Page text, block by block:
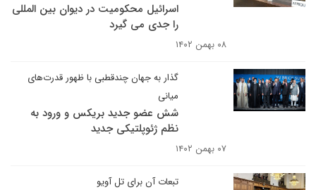
اسرائیل محکومیت در دیوان بین المللی
را جدی می گیرد
۰۸ بهمن ۱۴۰۲
گذار به جهان چندقطبی با ظهور قدرت‌‌های
میانی
شش عضو جدید بریکس و ورود به
نظم ژئوپلتیکی جدید
۰۷ بهمن ۱۴۰۲
تبعات آن برای تل آویو